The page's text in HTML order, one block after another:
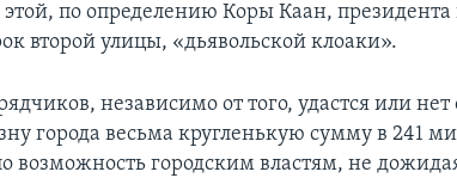
по определению Коры Каан,
второй улицы, «дьявольской клоаки».
независимо от того, удастся или нет
города весьма кругленькую сумму в 241
возможность городским властям, не